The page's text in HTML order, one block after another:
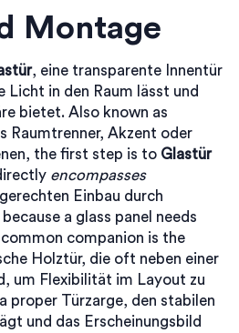
Montage
, eine transparente Innentür
Licht in den Raum lässt und
bietet. Also known as
Raumtrenner, Akzent oder
, the first step is to Glastür
encompasses
Einbau durch
because a glass panel needs
companion is the
Holztür, die oft neben einer
um Flexibilität im Layout zu
proper Türzarge, den stabilen
und das Erscheinungsbild